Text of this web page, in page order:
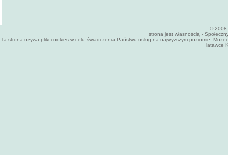
© 2008
strona jest własnością -
Ta strona używa pliki cookies w celu świadczenia Państwu usług na najwyższym poziomie.
latawce